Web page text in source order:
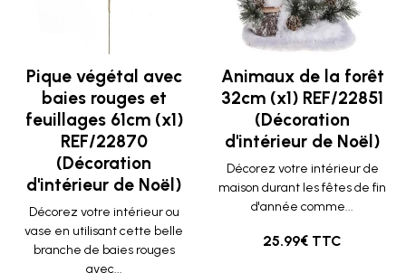
Pique végétal avec
baies rouges et
feuillages 61cm (x1)
REF/22870
(Décoration
d'intérieur de Noël)
Décorez votre intérieur ou
vase en utilisant cette belle
branche de baies rouges
avec...
Animaux de la forêt
32cm (x1) REF/22851
(Décoration
d'intérieur de Noël)
Décorez votre intérieur de
maison durant les fêtes de fin
d'année comme...
25.99€ TTC